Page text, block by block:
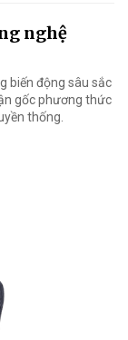
nghệ
biến động sâu sắc
gốc phương thức
thống.